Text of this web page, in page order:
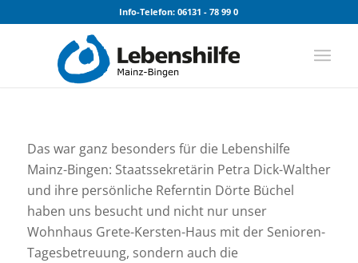
Info-Telefon: 06131 - 78 99 0
Das war ganz besonders für die Lebenshilfe
Mainz-Bingen: Staatssekretärin Petra Dick-Walther
und ihre persönliche Referntin Dörte Büchel
haben uns besucht und nicht nur unser
Wohnhaus Grete-Kersten-Haus mit der Senioren-
Tagesbetreuung, sondern auch die